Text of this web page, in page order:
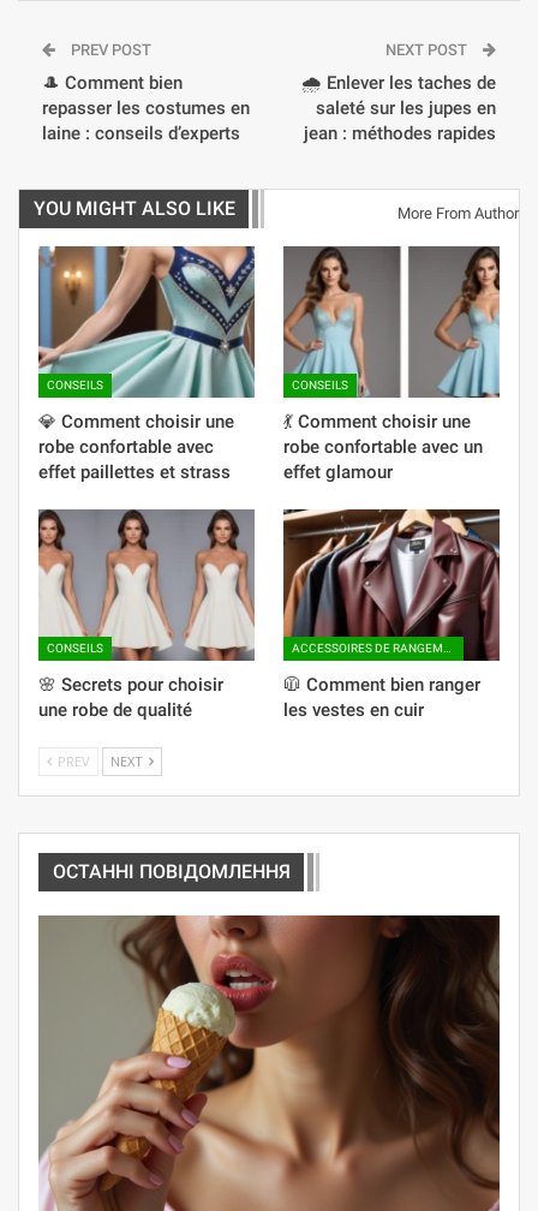
PREV POST
🎩 Comment bien
repasser les costumes en
laine : conseils d’experts
NEXT POST
🌧️ Enlever les taches de
saleté sur les jupes en
jean : méthodes rapides
YOU MIGHT ALSO LIKE More From Author
CONSEILS
💎 Comment choisir une
robe confortable avec
effet paillettes et strass
CONSEILS
💃 Comment choisir une
robe confortable avec un
effet glamour
CONSEILS
🌸 Secrets pour choisir
une robe de qualité
🧥 Comment bien ranger
les vestes en cuir
PREV NEXT
ОСТАННІ ПОВІДОМЛЕННЯ